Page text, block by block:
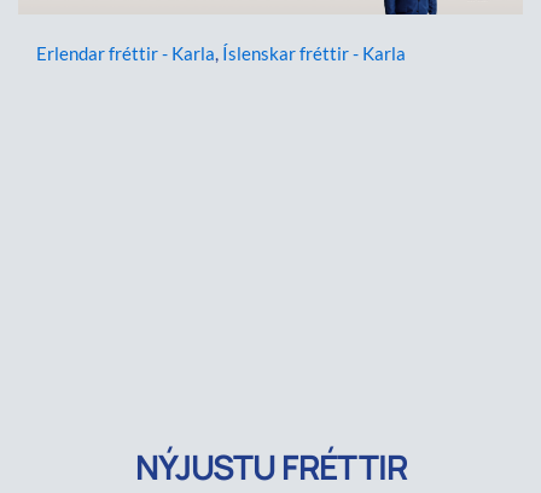
Erlendar fréttir - Karla, Íslenskar fréttir - Karla
NÝJUSTU FRÉTTIR